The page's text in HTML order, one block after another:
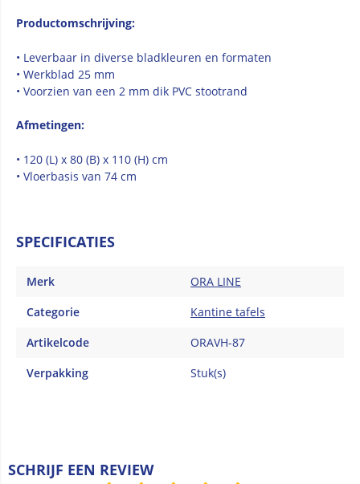
Productomschrijving:
• Leverbaar in diverse bladkleuren en formaten
• Werkblad 25 mm
• Voorzien van een 2 mm dik PVC stootrand
Afmetingen:
• 120 (L) x 80 (B) x 110 (H) cm
• Vloerbasis van 74 cm
SPECIFICATIES
Merk
ORA LINE
Categorie
Kantine tafels
Artikelcode
ORAVH-87
Verpakking
Stuk(s)
SCHRIJF EEN REVIEW